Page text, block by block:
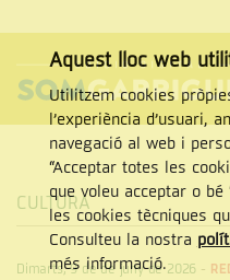
NAVEGACIÓ
Cercar
CULTURA
Dimarts, 9 de de juny de 2026 -
Aquest lloc web
Utilitzem cookies
l’experiència d’usuari,
navegació al web i
“Acceptar totes les
que voleu acceptar o bé
les cookies tècniques
Consulteu la nostra
més informació.